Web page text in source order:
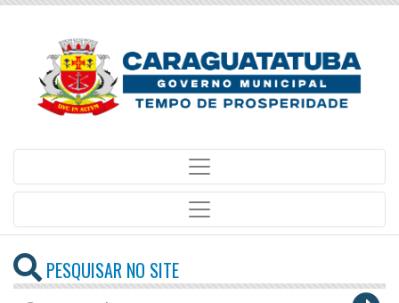
PESQUISAR NO SITE